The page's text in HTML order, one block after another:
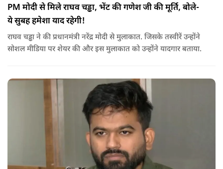
PM मोदी से मिले राघव चड्ढा, भेंट की गणेश जी की मूर्ति, बोले-
ये सुबह हमेशा याद रहेगी!
राघव चड्ढा ने की प्रधानमंत्री नरेंद्र मोदी से मुलाकात. जिसके तस्वीरें उन्होंने
सोशल मीडिया पर शेयर की और इस मुलाकात को उन्होंने यादगार बताया.